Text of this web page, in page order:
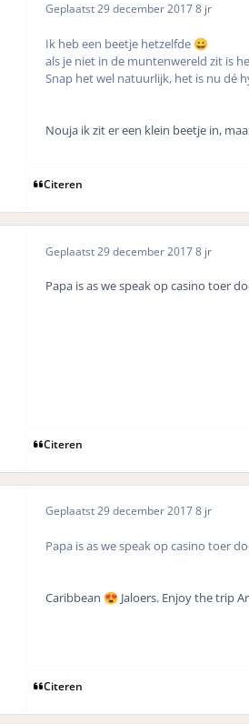
Geplaatst29 december 20178 jr
Ik heb een beetje hetzelfde 😀
als je niet in de muntenwereld zit is
Snap het wel natuurlijk, het is nu dé
Nouja ik zit er een klein beetje in,
Citeren
Geplaatst29 december 20178 jr
Papa is as we speak op casino toer
Citeren
Geplaatst29 december 20178 jr
Papa is as we speak op casino toer
Caribbean 😍Jaloers. Enjoy the trip
Citeren